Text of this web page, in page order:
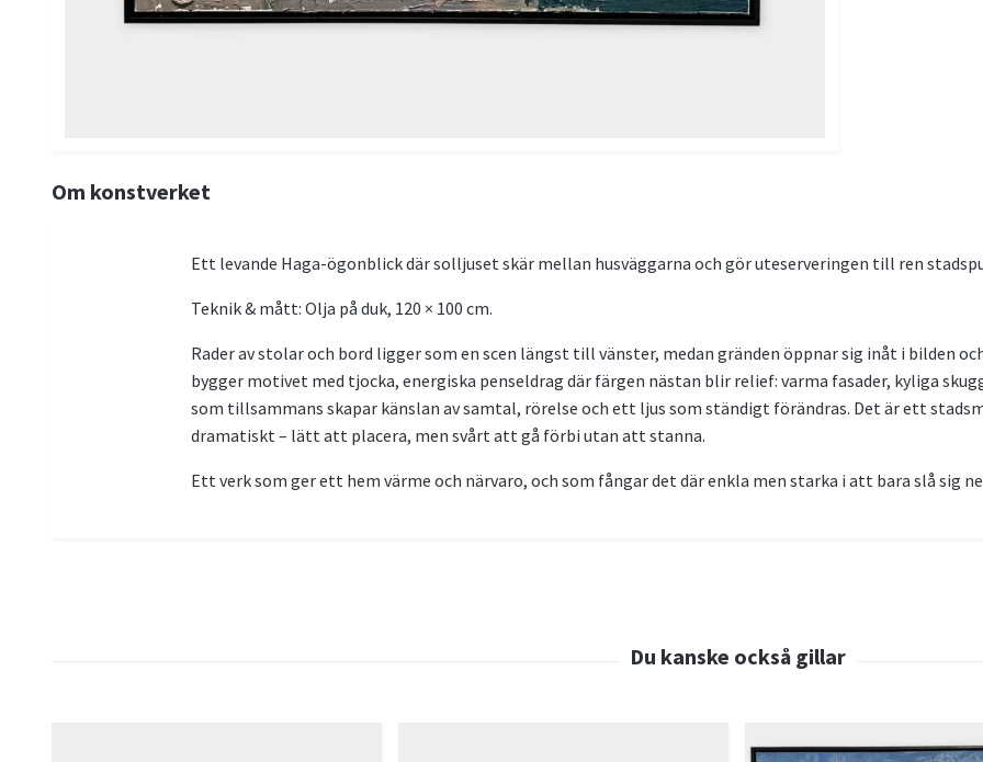
Om konstverket
Ett levande Haga-ögonblick där solljuset skär mellan husväggarna och gör uteserveringen till ren
Teknik & mått: Olja på duk, 120 × 100 cm.
Rader av stolar och bord ligger som en scen längst till vänster, medan gränden öppnar sig inåt i bilden
bygger motivet med tjocka, energiska penseldrag där färgen nästan blir relief: varma fasader, kyliga
som tillsammans skapar känslan av samtal, rörelse och ett ljus som ständigt förändras. Det är ett
dramatiskt – lätt att placera, men svårt att gå förbi utan att stanna.
Ett verk som ger ett hem värme och närvaro, och som fångar det där enkla men starka i att bara slå sig